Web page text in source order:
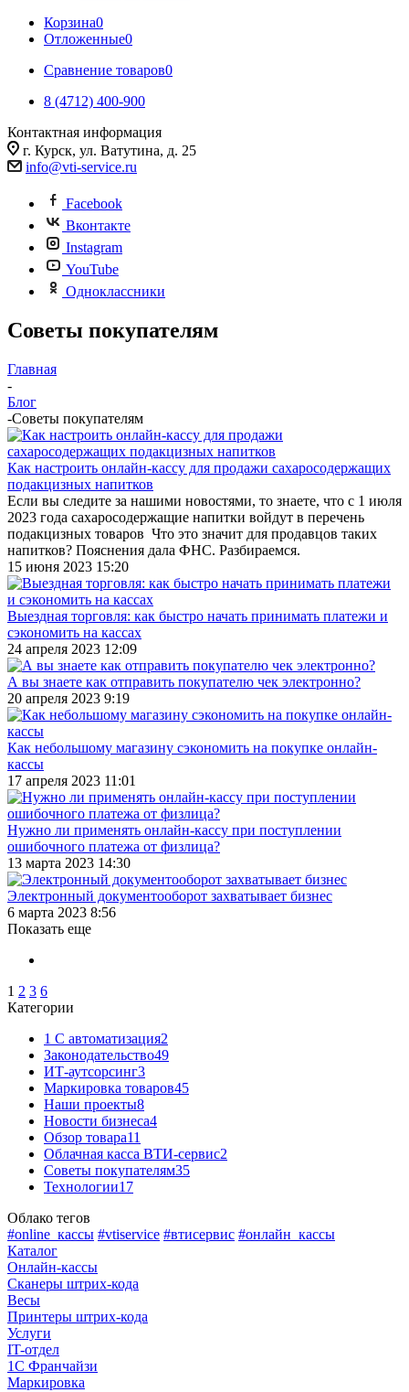
Корзина0
Отложенные0
Сравнение товаров0
8 (4712) 400-900
Контактная информация
г. Курск, ул. Ватутина, д. 25
info@vti-service.ru
Facebook
Вконтакте
Instagram
YouTube
Одноклассники
Советы покупателям
Главная
-
Блог
-Советы покупателям
Как настроить онлайн-кассу для продажи сахаросодержащих
подакцизных напитков
Если вы следите за нашими новостями, то знаете, что с 1 июля
2023 года сахаросодержащие напитки войдут в перечень
подакцизных товаров Что это значит для продавцов таких
напитков? Пояснения дала ФНС. Разбираемся.
15 июня 2023 15:20
Выездная торговля: как быстро начать принимать платежи и
сэкономить на кассах
24 апреля 2023 12:09
А вы знаете как отправить покупателю чек электронно?
20 апреля 2023 9:19
Как небольшому магазину сэкономить на покупке онлайн-
кассы
17 апреля 2023 11:01
Нужно ли применять онлайн-кассу при поступлении
ошибочного платежа от физлица?
13 марта 2023 14:30
Электронный документооборот захватывает бизнес
6 марта 2023 8:56
Показать еще
1 2 3 6
Категории
1 C автоматизация2
Законодательство49
ИТ-аутсорсинг3
Маркировка товаров45
Наши проекты8
Новости бизнеса4
Обзор товара11
Облачная касса ВТИ-сервис2
Советы покупателям35
Технологии17
Облако тегов
#online_кассы #vtiservice #втисервис #онлайн_кассы
Каталог
Онлайн-кассы
Сканеры штрих-кода
Весы
Принтеры штрих-кода
Услуги
IT-отдел
1С Франчайзи
Маркировка